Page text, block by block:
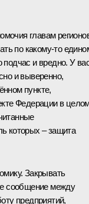
главам
по какому-то
и вредно. У
и выверенно,
пункте,
Федерации в
которых – защита
Закрывать
сообщение между
предприятий,